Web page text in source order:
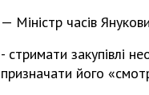
— Міністр часів
- стримати закупівлі
призначати його